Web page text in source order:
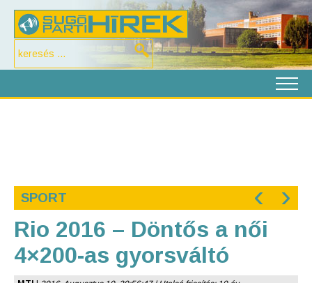
SPORT ‹ ›
Rio 2016 – Döntős a női
4×200-as gyorsváltó